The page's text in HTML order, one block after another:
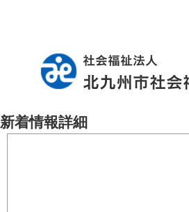
新着情報詳細